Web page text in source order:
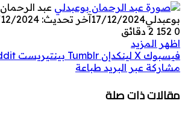
عبد الرحمان
بوعبدلي17/12/2024آخر تحديث: 17/12/2024
0
2 دقائق
اظهر المزيد
فيسبوك ‫X لينكدإن بينتيريست
مشاركة عبر البريد طباعة
مقالات ذات صلة